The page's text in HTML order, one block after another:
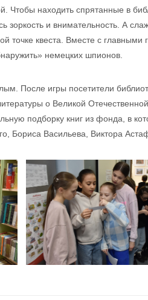
Чтобы находить спрятанные в
и внимательность. А
точке квеста. Вместе с главными
немецких шпионов.
После игры посетители
о Великой
подборку книг из фонда, в
Бориса Васильева, Виктора